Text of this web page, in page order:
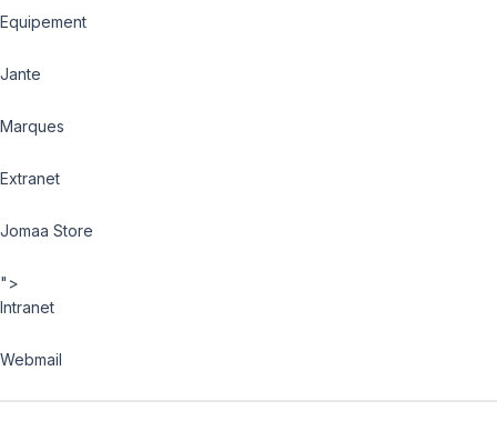
Equipement
Jante
Marques
Extranet
Jomaa Store
">
Intranet
Webmail